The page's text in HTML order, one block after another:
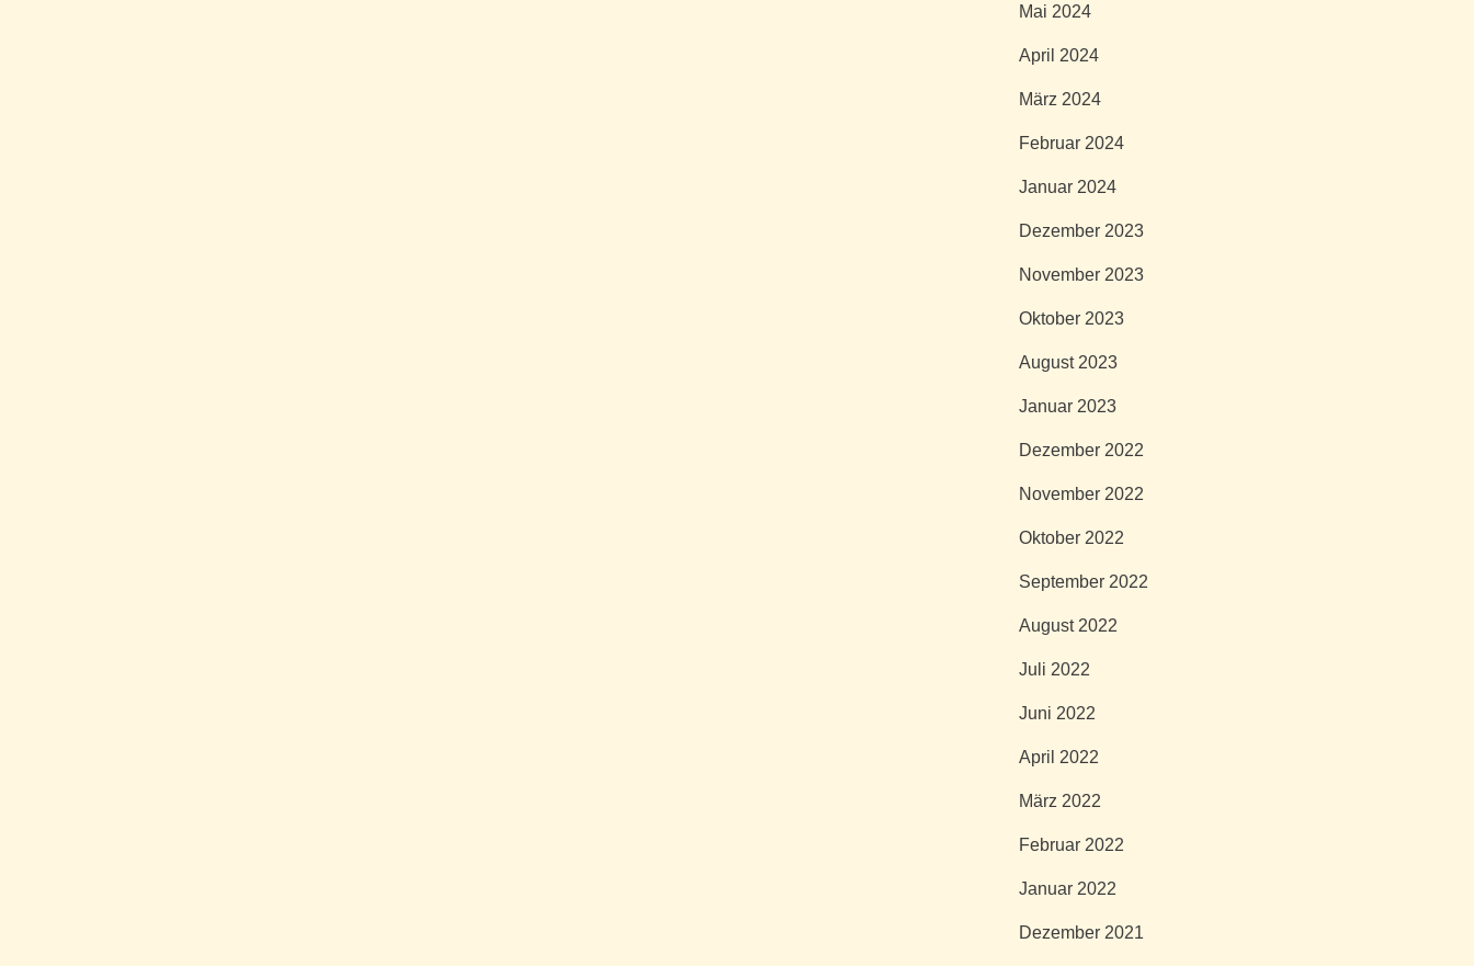
Mai 2024
April 2024
März 2024
Februar 2024
Januar 2024
Dezember 2023
November 2023
Oktober 2023
August 2023
Januar 2023
Dezember 2022
November 2022
Oktober 2022
September 2022
August 2022
Juli 2022
Juni 2022
April 2022
März 2022
Februar 2022
Januar 2022
Dezember 2021